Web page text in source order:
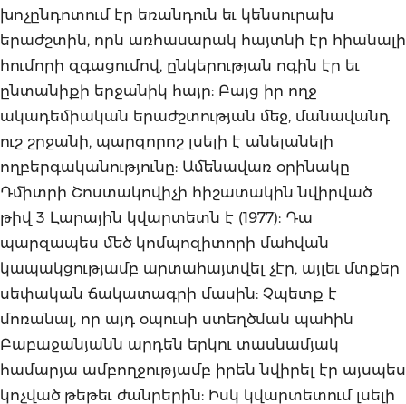
խոչընդոտում էր եռանդուն եւ կենսուրախ
երաժշտին, որն առհասարակ հայտնի էր հիանալի
հումորի զգացումով, ընկերության ոգին էր եւ
ընտանիքի երջանիկ հայր: Բայց իր ողջ
ակադեմիական երաժշտության մեջ, մանավանդ
ուշ շրջանի, պարզորոշ լսելի է անելանելի
ողբերգականությունը: Ամենավառ օրինակը
Դմիտրի Շոստակովիչի հիշատակին նվիրված
թիվ 3 Լարային կվարտետն է (1977): Դա
պարզապես մեծ կոմպոզիտորի մահվան
կապակցությամբ արտահայտվել չէր, այլեւ մտքեր
սեփական ճակատագրի մասին: Չպետք է
մոռանալ, որ այդ օպուսի ստեղծման պահին
Բաբաջանյանն արդեն երկու տասնամյակ
համարյա ամբողջությամբ իրեն նվիրել էր այսպես
կոչված թեթեւ ժանրերին: Իսկ կվարտետում լսելի